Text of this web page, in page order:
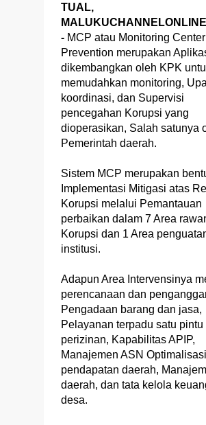
TUAL,
- MCP atau Monitoring
Prevention merupakan
dikembangkan oleh KPK
memudahkan monitoring,
koordinasi, dan Supervisi
pencegahan Korupsi yang
dioperasikan, Salah satunya
Pemerintah daerah.
Sistem MCP merupakan
Implementasi Mitigasi atas
Korupsi melalui Pemantauan
perbaikan dalam 7 Area
Korupsi dan 1 Area
institusi.
Adapun Area Intervensinya
perencanaan dan
Pengadaan barang dan jasa,
Pelayanan terpadu satu pintu
perizinan, Kapabilitas APIP,
Manajemen ASN Optimalisasi
pendapatan daerah,
daerah, dan tata kelola
desa.